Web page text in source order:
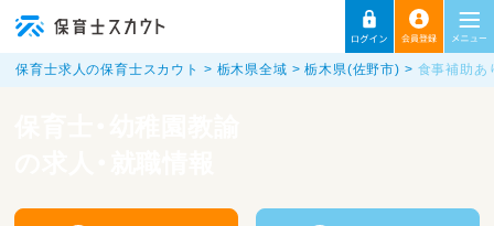
保育士求人の保育士スカウト 栃木県全域 栃木県(佐野市) 食事補助あ